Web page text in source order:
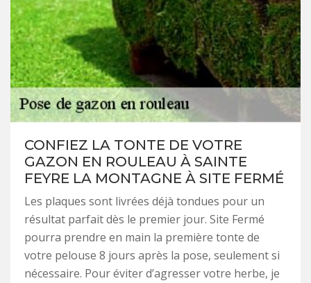
CONFIEZ LA TONTE DE VOTRE
GAZON EN ROULEAU À SAINTE
FEYRE LA MONTAGNE À SITE FERMÉ
Les plaques sont livrées déjà tondues pour un
résultat parfait dès le premier jour. Site Fermé
pourra prendre en main la première tonte de
votre pelouse 8 jours après la pose, seulement si
nécessaire. Pour éviter d’agresser votre herbe, je